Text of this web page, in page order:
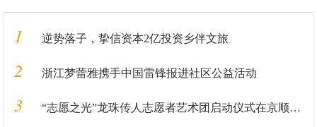
1 逆势落子，挚信资本2亿投资乡伴文旅
2 浙江梦蕾雅携手中国雷锋报进社区公益活动
3 “志愿之光”龙珠传人志愿者艺术团启动仪式在京顺利启动